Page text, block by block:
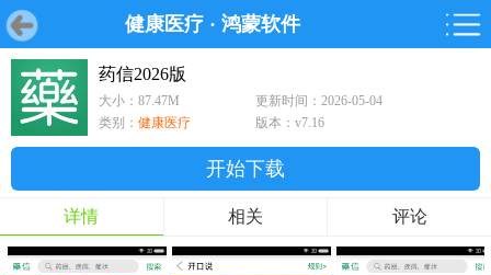
健康医疗 · 鸿蒙软件
首页 游戏
首页 游戏 软件 鸿蒙
游戏
鸿蒙
软件
药信2026版
大小：87.47M
更新时间：2026-05-04
类别： 健康医疗 版本：v7.16
开始下载
详情 相关 评论